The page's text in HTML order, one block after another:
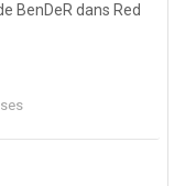
BenDeR dans Red